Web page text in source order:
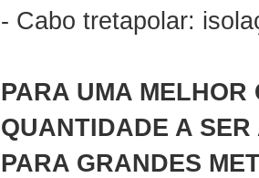
- Cabo tretapolar:
PARA UMA MELHOR
QUANTIDADE A
PARA GRANDES